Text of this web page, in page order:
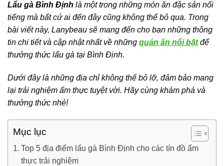
Lẩu gà Bình Định là một trong những món ăn đặc sản nổi
tiếng mà bất cứ ai đến đây cũng không thể bỏ qua. Trong
bài viết này, Lanybeau sẽ mang đến cho bạn những thông
tin chi tiết và cập nhật nhất về những quán ăn nổi bậtđể
thưởng thức lẩu gà tại Bình Định.
Dưới đây là những địa chỉ không thể bỏ lỡ, đảm bảo mang
lại trải nghiệm ẩm thực tuyệt vời. Hãy cùng khám phá và
thưởng thức nhé!
Mục lục
Top 5 địa điểm lẩu gà Bình Định cho các tín đồ ẩm
thực trải nghiệm